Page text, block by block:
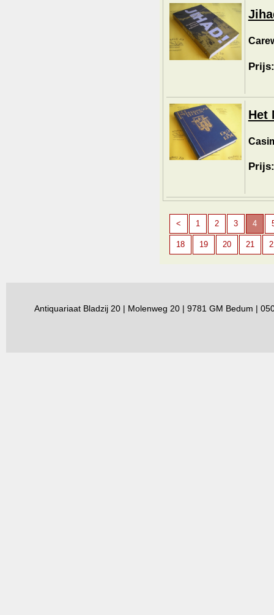
Het
< 1 2 3 4
18 19 20 21
Antiquariaat Bladzij 20 | Molenweg 20 | 9781 GM Bedum |